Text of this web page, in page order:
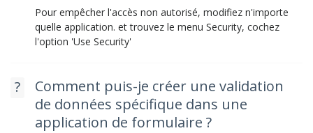
Pour empêcher l'accès non autorisé, modifiez n'importe
quelle application. et trouvez le menu Security, cochez
l'option 'Use Security'
Comment puis-je créer une validation
de données spécifique dans une
application de formulaire ?